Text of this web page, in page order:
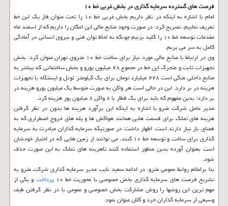
فرصت های گسترده سرمایه گذاری در بخش غربی خط ۱۰
امام با اشاره به اینكه در نظر داریم بخش غربی خط ۱۰ را تحت عنوان فاز یك این خط
تعریف نماییم، تصریح كرد: در صورت وجود منابع مالی این امكان را داریم كه از اسفند ماه
مقدمات توسعه خط ۱۰ را كلید بزنیم چونكه به لحاظ توان فنی و نیروی انسانی در آمادگی
كامل به سر می بریم.
وی در ارتباط با منابع مالی مورد نیاز برای ساخت خط ۱۰ متروی تهران عنوان كرد: بخش
تجهیزات ثابت و متحرك این خط در مجموع ۲۸ میلیون یورو و بخش ساختمانی كه بیشتر به
منابع داخلی متكی است ۲۲۸ میلیارد تومان برای یك كیلومتر تونل و ایستگاه با تجهیزات
هزینه در بر دارد. این در حالی است هر واگن به صورت متوسط یك میلیون یورو هزینه در
بر دارد؛ بدین مفهوم كه باید برای یك قطار با ۸ واگن ۸ میلیون یور هزینه كرد.
مدیر عامل شركت مترو با اشاره به اینكه این برآورد هزینه ها بدون در نظر گرفتن
هزینه های تملك برای قسمت هایی همانند هواكش ها و پله های خروج اضطراری كه به
فضای باز نیاز دارند است، اظهار داشت: در صورتیكه سرمایه گذاران مبادرت به سرمایه
گذاری برای ساخت و توسعه خط ۱۰ كنند، می توانند از زمین هایی كه در اختیار خودشان
است بعنوان آورده بدین منظور استفاده كنند تاهزینه های تملك به این صورت حذف
شود.
بنا براعلام روابط عمومی مترو، در ادامه سعید نایب مدیر سرمایه گذاری شركت مترو به
تشریح فرصت های سرمایه گذاری بخش خصوصی با محوریت خط ۱۰
پرداخت و یكی از
مهم ترین این روشها را روش مشاركت بخش خصوصی و عمومی با در نظر گرفتن طیف
وسیعی از سرمایه گذاران خرد و كلان عنوان نمود.